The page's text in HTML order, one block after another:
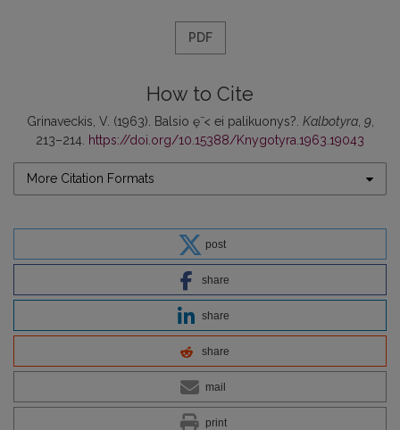
PDF
How to Cite
Grinaveckis, V. (1963). Balsio ę̄ < ei palikuonys?. Kalbotyra, 9,
213–214.
https://doi.org/10.15388/Knygotyra.1963.19043
More Citation Formats
post
share
share
share
mail
print